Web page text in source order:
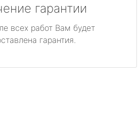
гарантии
всех работ Вам будет
гарантия.